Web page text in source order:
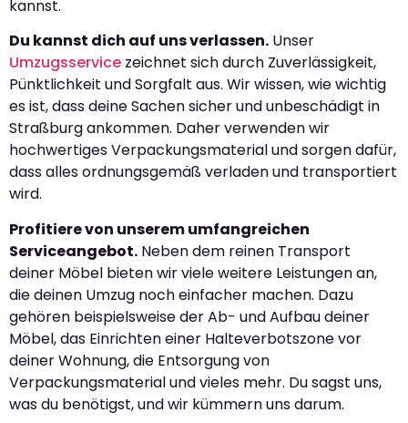
kannst.
Du kannst dich auf uns verlassen. Unser
Umzugsservice zeichnet sich durch Zuverlässigkeit,
Pünktlichkeit und Sorgfalt aus. Wir wissen, wie wichtig
es ist, dass deine Sachen sicher und unbeschädigt in
Straßburg ankommen. Daher verwenden wir
hochwertiges Verpackungsmaterial und sorgen dafür,
dass alles ordnungsgemäß verladen und transportiert
wird.
Profitiere von unserem umfangreichen
Serviceangebot. Neben dem reinen Transport
deiner Möbel bieten wir viele weitere Leistungen an,
die deinen Umzug noch einfacher machen. Dazu
gehören beispielsweise der Ab- und Aufbau deiner
Möbel, das Einrichten einer Halteverbotszone vor
deiner Wohnung, die Entsorgung von
Verpackungsmaterial und vieles mehr. Du sagst uns,
was du benötigst, und wir kümmern uns darum.